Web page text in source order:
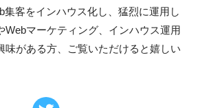
集客をインハウス化し、猛烈に運用し
Webマーケティング、インハウス運用
味がある方、ご覧いただけると嬉しい